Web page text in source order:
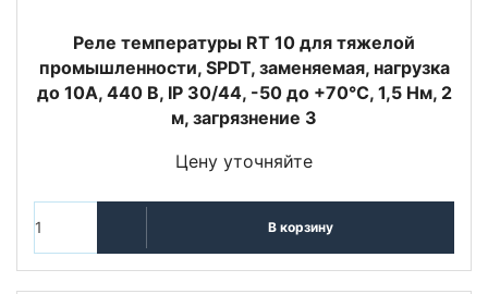
Реле температуры RT 10 для тяжелой
промышленности, SPDT, заменяемая, нагрузка
до 10А, 440 В, IP 30/44, -50 до +70°С, 1,5 Нм, 2
м, загрязнение 3
Цену уточняйте
В корзину